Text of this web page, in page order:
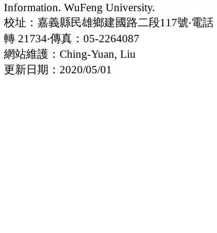
Information. WuFeng University.
校址：嘉義縣民雄鄉建國路二段117號‧電話
轉 21734‧傳真：05-2264087
網站維護：Ching-Yuan, Liu
更新日期：2020/05/01